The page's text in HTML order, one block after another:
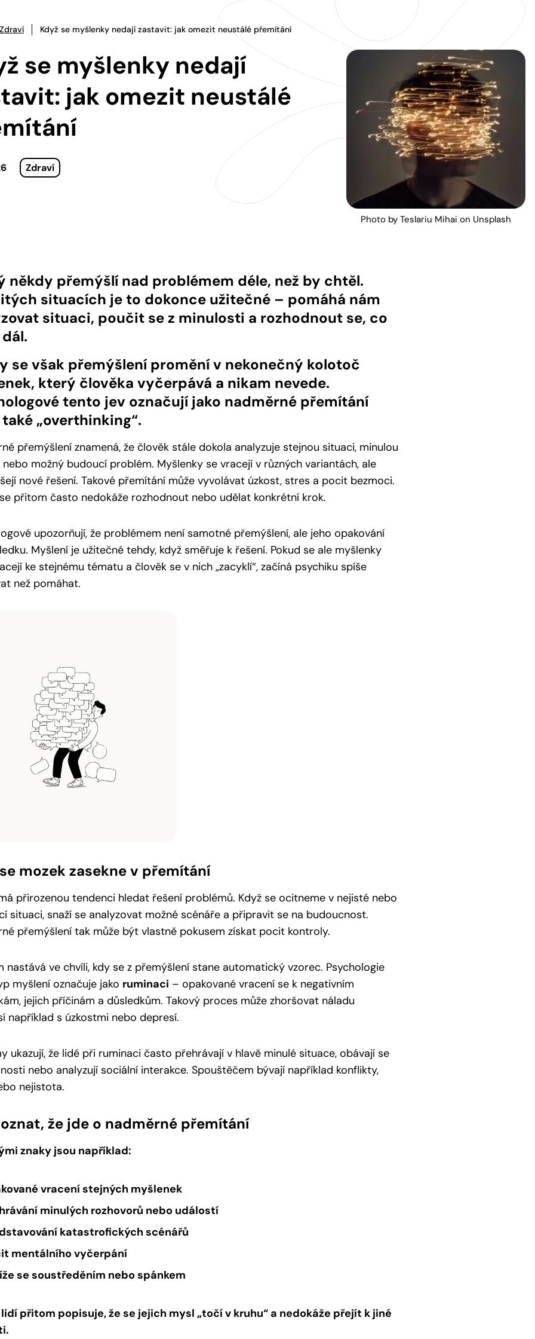
Zdraví Když se myšlenky nedají zastavit: jak omezit neustálé přemítání
se myšlenky nedají
jak omezit neustálé
Zdraví
Photo by Teslariu Mihai on Unsplash
někdy přemýšlí nad problémem déle, než by chtěl.
situacích je to dokonce užitečné – pomáhá nám
situaci, poučit se z minulosti a rozhodnout se, co
se však přemýšlení promění v nekonečný kolotoč
který člověka vyčerpává a nikam nevede.
tento jev označují jako nadměrné přemítání
„overthinking“.
přemýšlení znamená, že člověk stále dokola analyzuje stejnou situaci, minulou
možný budoucí problém. Myšlenky se vracejí v různých variantách, ale
nové řešení. Takové přemítání může vyvolávat úzkost, stres a pocit bezmoci.
přitom často nedokáže rozhodnout nebo udělat konkrétní krok.
upozorňují, že problémem není samotné přemýšlení, ale jeho opakování
Myšlení je užitečné tehdy, když směřuje k řešení. Pokud se ale myšlenky
ke stejnému tématu a člověk se v nich „zacyklí“, začíná psychiku spíše
než pomáhat.
mozek zasekne v přemítání
přirozenou tendenci hledat řešení problémů. Když se ocitneme v nejisté nebo
situaci, snaží se analyzovat možné scénáře a připravit se na budoucnost.
přemýšlení tak může být vlastně pokusem získat pocit kontroly.
nastává ve chvíli, kdy se z přemýšlení stane automatický vzorec. Psychologie
myšlení označuje jako ruminaci – opakované vracení se k negativním
jejich příčinám a důsledkům. Takový proces může zhoršovat náladu
například s úzkostmi nebo depresí.
ukazují, že lidé při ruminaci často přehrávají v hlavě minulé situace, obávají se
nebo analyzují sociální interakce. Spouštěčem bývají například konflikty,
nejistota.
že jde o nadměrné přemítání
znaky jsou například:
vracení stejných myšlenek
minulých rozhovorů nebo událostí
katastrofických scénářů
mentálního vyčerpání
se soustředěním nebo spánkem
přitom popisuje, že se jejich mysl „točí v kruhu“ a nedokáže přejít k jiné